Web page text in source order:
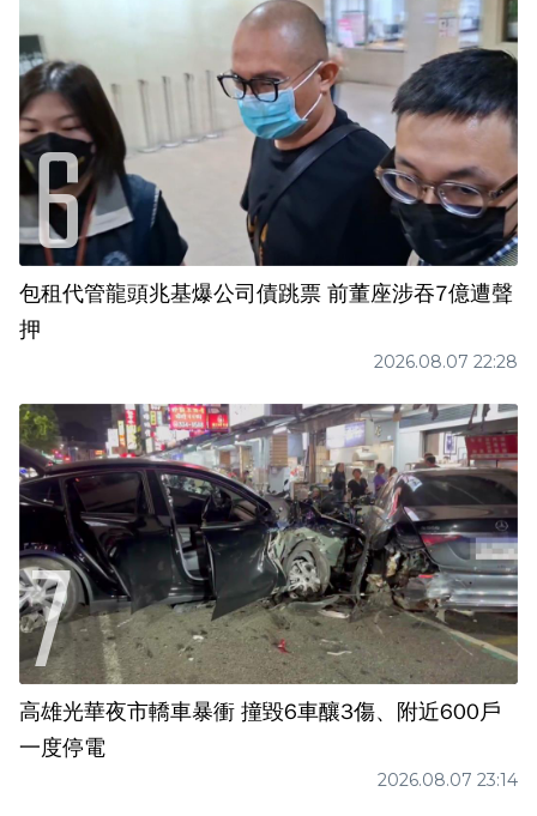
包租代管龍頭兆基爆公司債跳票 前董座涉吞7億遭聲
押
2026.08.07 22:28
高雄光華夜市轎車暴衝 撞毀6車釀3傷、附近600戶
一度停電
2026.08.07 23:14